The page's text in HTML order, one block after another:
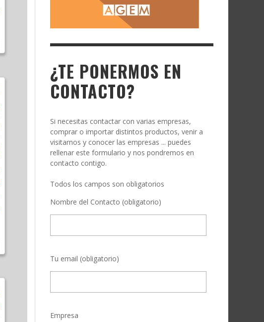
¿TE PONERMOS EN
CONTACTO?
Si necesitas contactar con varias empresas,
comprar o importar distintos productos, venir a
visitarnos y conocer las empresas ... puedes
rellenar este formulario y nos pondremos en
contacto contigo.
Todos los campos son obligatorios
Nombre del Contacto (obligatorio)
Tu email (obligatorio)
Empresa